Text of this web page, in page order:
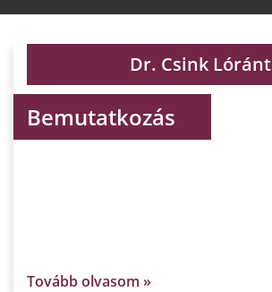
Bemutatkozás
Tovább olvasom »
Dr. Csink Lóránt